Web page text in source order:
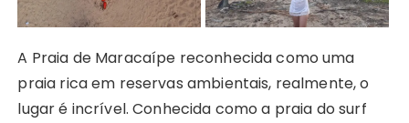
A Praia de Maracaípe reconhecida como uma
praia rica em reservas ambientais, realmente, o
lugar é incrível. Conhecida como a praia do surf